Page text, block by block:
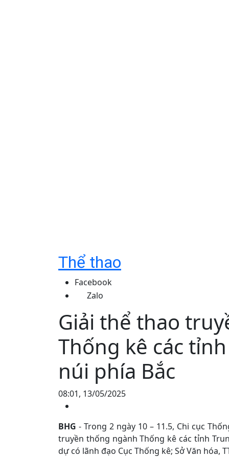
Thể thao
Facebook
Zalo
Giải thể thao
Thống kê các
núi phía Bắc
08:01, 13/05/2025
BHG - Trong 2 ngày 10 – 11.5, Chi cục
truyền thống ngành Thống kê các tỉnh
dự có lãnh đạo Cục Thống kê; Sở Văn hóa,